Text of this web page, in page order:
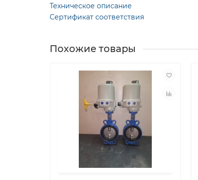
Техническое описание
Сертификат соответствия
Похожие товары